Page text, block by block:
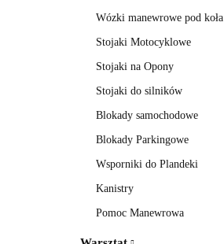
Wózki manewrowe pod koła
Stojaki Motocyklowe
Stojaki na Opony
Stojaki do silników
Blokady samochodowe
Blokady Parkingowe
Wsporniki do Plandeki
Kanistry
Pomoc Manewrowa